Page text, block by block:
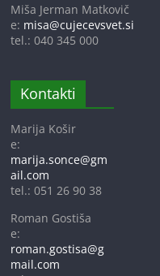
Miša Jerman Matkovič
e: misa@cujecevsvet.si
tel.: 040 345 000
Kontakti
Marija Košir
e:
marija.sonce@gm
ail.com
tel.: 051 26 90 38
Roman Gostiša
e:
roman.gostisa@g
mail.com